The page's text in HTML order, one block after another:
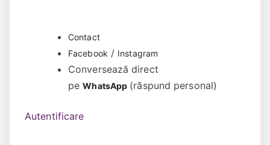
Contact
Facebook / Instagram
Conversează direct
peWhatsApp (răspund personal)
Autentificare